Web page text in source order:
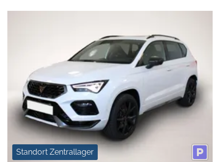
Standort Zentrallager